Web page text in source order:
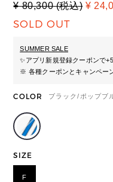
¥ 80,300 (税込) ¥
SOLD OUT
SUMMER SALE
✨アプリ新規登録クーポンで
※ 各種クーポンとキャンペー
COLOR ブラック/ポップブ
SIZE
F